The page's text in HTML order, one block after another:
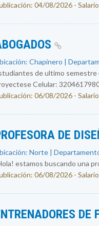
04/08/2026 -
Chapinero |
de ultimo semestre
Celular:
06/08/2026 -
DE
Norte |
estamos buscando una
06/08/2026 -
DE